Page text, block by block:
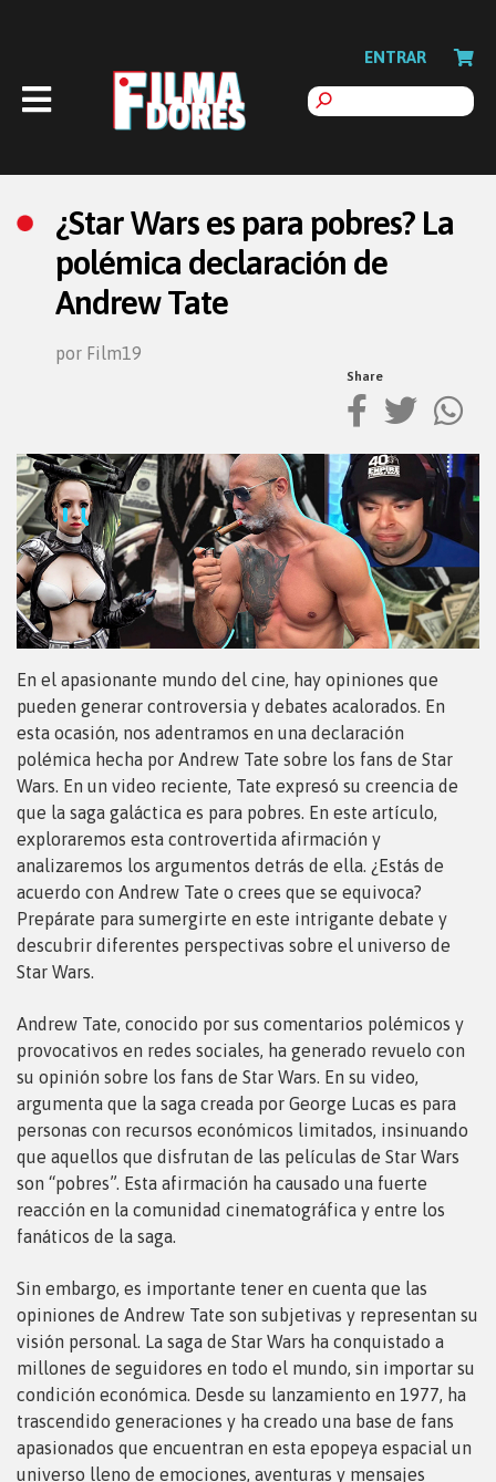
ENTRAR
¿Star Wars es para pobres? La
polémica declaración de
Andrew Tate
por Film19
Share
En el apasionante mundo del cine, hay opiniones que
pueden generar controversia y debates acalorados. En
esta ocasión, nos adentramos en una declaración
polémica hecha por Andrew Tate sobre los fans de Star
Wars. En un video reciente, Tate expresó su creencia de
que la saga galáctica es para pobres. En este artículo,
exploraremos esta controvertida afirmación y
analizaremos los argumentos detrás de ella. ¿Estás de
acuerdo con Andrew Tate o crees que se equivoca?
Prepárate para sumergirte en este intrigante debate y
descubrir diferentes perspectivas sobre el universo de
Star Wars.
Andrew Tate, conocido por sus comentarios polémicos y
provocativos en redes sociales, ha generado revuelo con
su opinión sobre los fans de Star Wars. En su video,
argumenta que la saga creada por George Lucas es para
personas con recursos económicos limitados, insinuando
que aquellos que disfrutan de las películas de Star Wars
son “pobres”. Esta afirmación ha causado una fuerte
reacción en la comunidad cinematográfica y entre los
fanáticos de la saga.
Sin embargo, es importante tener en cuenta que las
opiniones de Andrew Tate son subjetivas y representan su
visión personal. La saga de Star Wars ha conquistado a
millones de seguidores en todo el mundo, sin importar su
condición económica. Desde su lanzamiento en 1977, ha
trascendido generaciones y ha creado una base de fans
apasionados que encuentran en esta epopeya espacial un
universo lleno de emociones, aventuras y mensajes